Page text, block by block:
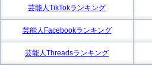
芸能人TikTokランキング
芸能人Facebookランキング
芸能人Threadsランキング